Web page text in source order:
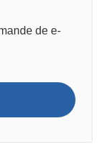
de e-